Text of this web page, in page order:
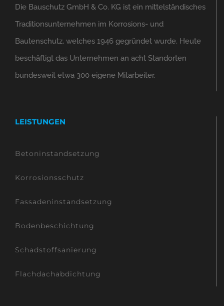
Die Bauschutz GmbH & Co. KG ist ein mittelständisches
Traditionsunternehmen im Korrosions- und
Bautenschutz, welches 1946 gegründet wurde. Heute
beschäftigt das Unternehmen an acht Standorten
bundesweit etwa 300 eigene Mitarbeiter.
LEISTUNGEN
Betoninstandsetzung
Korrosionsschutz
Fassadeninstandsetzung
Bodenbeschichtung
Schadstoffsanierung
Flachdachabdichtung